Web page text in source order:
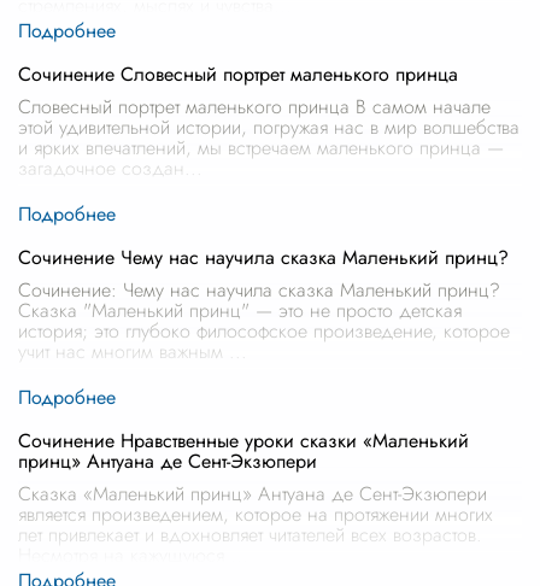
Сочинение Словесный портрет маленького принца
Словесный портрет маленького принца В самом начале
этой удивительной истории, погружая нас в мир волшебства
и ярких впечатлений, мы встречаем маленького принца —
загадочное создан
Сочинение Чему нас научила сказка Маленький принц?
Сочинение: Чему нас научила сказка Маленький принц?
Сказка "Маленький принц" — это не просто детская
история; это глубоко философское произведение, которое
учит нас многим важным
Сочинение Нравственные уроки сказки «Маленький
принц» Антуана де Сент-Экзюпери
Сказка «Маленький принц» Антуана де Сент-Экзюпери
является произведением, которое на протяжении многих
лет привлекает и вдохновляет читателей всех возрастов.